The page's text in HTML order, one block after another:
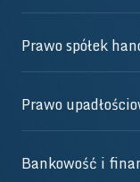
Prawo spółek
Prawo
Bankowość i